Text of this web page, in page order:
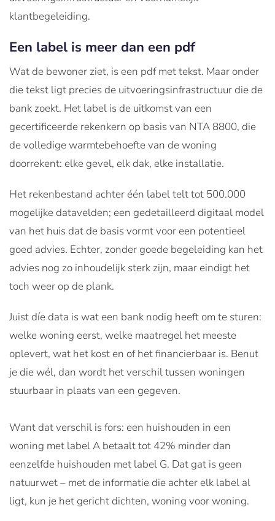
klantbegeleiding.
Een label is meer dan een pdf
Wat de bewoner ziet, is een pdf met tekst. Maar onder
die tekst ligt precies de uitvoeringsinfrastructuur die de
bank zoekt. Het label is de uitkomst van een
gecertificeerde rekenkern op basis van NTA 8800, die
de volledige warmtebehoefte van de woning
doorrekent: elke gevel, elk dak, elke installatie.
Het rekenbestand achter één label telt tot 500.000
mogelijke datavelden; een gedetailleerd digitaal model
van het huis dat de basis vormt voor een potentieel
goed advies. Echter, zonder goede begeleiding kan het
advies nog zo inhoudelijk sterk zijn, maar eindigt het
toch weer op de plank.
Juist díe data is wat een bank nodig heeft om te sturen:
welke woning eerst, welke maatregel het meeste
oplevert, wat het kost en of het financierbaar is. Benut
je die wél, dan wordt het verschil tussen woningen
stuurbaar in plaats van een gegeven.
Want dat verschil is fors: een huishouden in een
woning met label A betaalt tot 42% minder dan
eenzelfde huishouden met label G. Dat gat is geen
natuurwet – met de informatie die achter elk label al
ligt, kun je het gericht dichten, woning voor woning.